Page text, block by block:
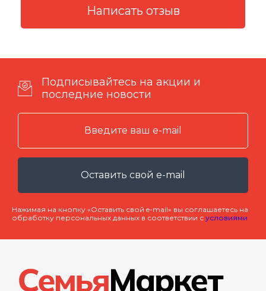
Подписывайтесь на акции и
последние новости
Оставить свой e-mail
Нажимая на кнопку «Оставить свой e-mail» вы соглашаетесь на
обработку персональных данных в соответствии с условиями